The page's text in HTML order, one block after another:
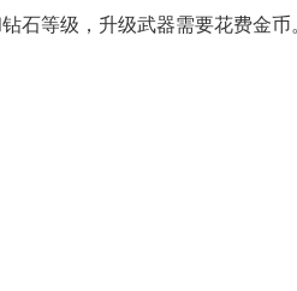
石等级，升级武器需要花费金